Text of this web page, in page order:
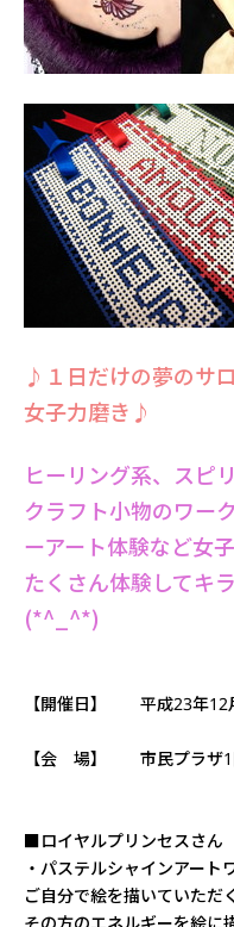
♪１日だけの夢のサ
女子力磨き♪
ヒーリング系、スピ
クラフト小物のワー
ーアート体験など女
たくさん体験してキ
(*^_^*)
【開催日】 平成23年12
【会 場】 市民プラザ1
■ロイヤルプリンセスさん
・パステルシャインアー
ご自分で絵を描いていただ